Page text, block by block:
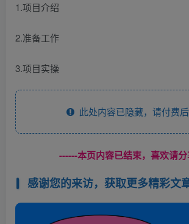
1.项目介绍
2.准备工作
3.项目实操
此处内容已隐藏，请付费
------本页内容已结束，喜欢请
感谢您的来访，获取更多精彩文